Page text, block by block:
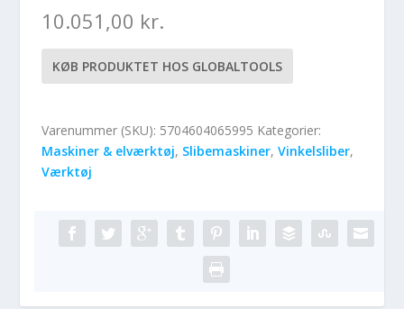
10.051,00 kr.
KØB PRODUKTET HOS GLOBALTOOLS
Varenummer (SKU): 5704604065995 Kategorier:
Maskiner & elværktøj, Slibemaskiner,Vinkelsliber,
Værktøj